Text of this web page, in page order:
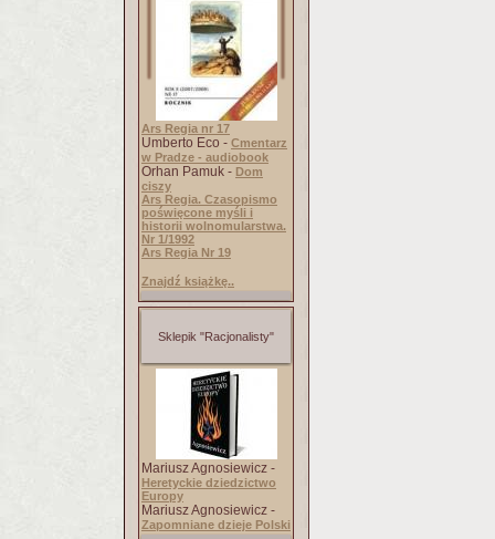
Ars Regia nr 17
Umberto Eco - Cmentarz
w Pradze - audiobook
Orhan Pamuk - Dom
ciszy
Ars Regia. Czasopismo
poświęcone myśli i
historii wolnomularstwa.
Nr 1/1992
Ars Regia Nr 19
Znajdź książkę..
Sklepik "Racjonalisty"
Mariusz Agnosiewicz -
Heretyckie dziedzictwo
Europy
Mariusz Agnosiewicz -
Zapomniane dzieje Polski